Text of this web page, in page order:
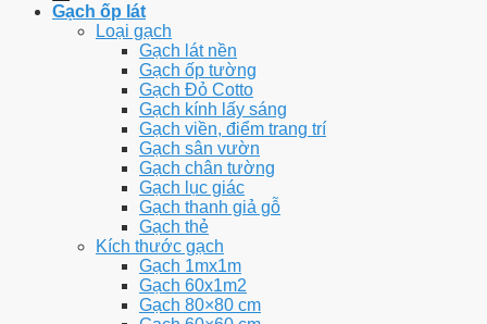
Gạch ốp lát
Loại gạch
Gạch lát nền
Gạch ốp tường
Gạch Đỏ Cotto
Gạch kính lấy sáng
Gạch viền, điểm trang trí
Gạch sân vườn
Gạch chân tường
Gạch lục giác
Gạch thanh giả gỗ
Gạch thẻ
Kích thước gạch
Gạch 1mx1m
Gạch 60x1m2
Gạch 80×80 cm